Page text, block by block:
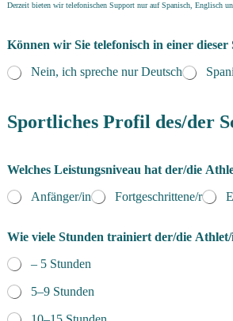
Derzeit bieten wir telefonischen Support nur auf Spanisch, Englisch
Können wir Sie telefonisch in einer dieser
Nein, ich spreche nur Deutsch
Sportliches Profil des/der
Welches Leistungsniveau hat der/die
Anfänger/in
Fortgeschrittene/r
Wie viele Stunden trainiert der/die
– 5 Stunden
5–9 Stunden